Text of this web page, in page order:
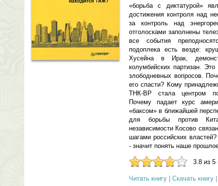
«борьба с диктатурой»
достижения контроля над
за контроль над
отголосками заполнены
все события
подоплека есть везде:
Хусейна в Ирак,
колумбийских партизан.
злободневных вопросов.
его спасти? Кому
ТНК-ВР стала центром
Почему падает курс
«баксом» в ближайшей
для борьбы против
независимости Косово
шагами российских
- значит понять наше
3.8 из 5
Читать книгу Скачать книгу